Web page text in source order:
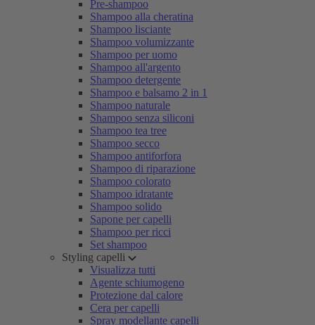
Pre-shampoo
Shampoo alla cheratina
Shampoo lisciante
Shampoo volumizzante
Shampoo per uomo
Shampoo all'argento
Shampoo detergente
Shampoo e balsamo 2 in 1
Shampoo naturale
Shampoo senza siliconi
Shampoo tea tree
Shampoo secco
Shampoo antiforfora
Shampoo di riparazione
Shampoo colorato
Shampoo idratante
Shampoo solido
Sapone per capelli
Shampoo per ricci
Set shampoo
Styling capelli
Visualizza tutti
Agente schiumogeno
Protezione dal calore
Cera per capelli
Spray modellante capelli